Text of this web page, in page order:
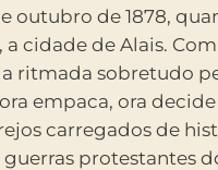
outubro de 1878,
cidade de Alais.
ritmada sobretudo
empaca, ora decide
carregados de
protestantes